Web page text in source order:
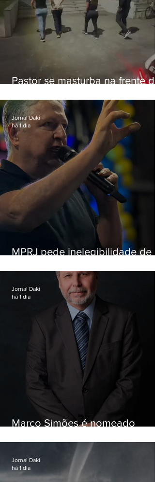
Pastor se masturba na frente de
MPRJ pede inelegibilidade de
Jornal Daki
há 1 dia
Marco Simões é nomeado
Jornal Daki
há 1 dia
Jornal Daki
há 1 dia